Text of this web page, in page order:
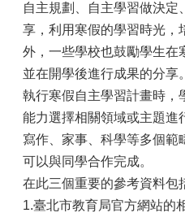
自主規劃、自主學習做決定
享，利用寒假的學習時光，
外，一些學校也鼓勵學生在
並在開學後進行成果的分享。
執行寒假自主學習計畫時，
能力選擇相關領域或主題進
寫作、家事、科學等多個範
可以與同學合作完成。
在此三個重要的參考資料包
1.臺北市教育局官方網站的